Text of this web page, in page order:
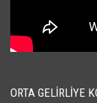
ORTA GELIRLIYE